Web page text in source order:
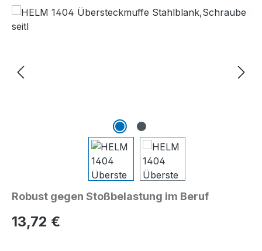
Bildergalerie überspringen
Robust gegen Stoßbelastung im Beruf
Regulärer Preis:
13,72 €